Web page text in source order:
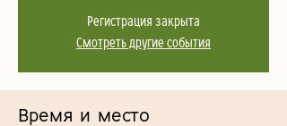
Регистрация закрыта
Смотреть другие события
Время и место